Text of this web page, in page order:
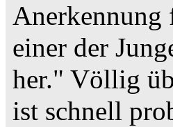
Anerkennung
einer der
her." Völlig
ist schnell